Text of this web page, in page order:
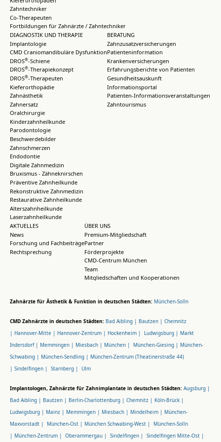
Zahntechniker
Co-Therapeuten
Fortbildungen für Zahnärzte / Zahntechniker
DIAGNOSTIK UND THERAPIE
Implantologie
CMD Craniomandibuläre Dysfunktion
DROS®-Schiene
DROS®-Therapiekonzept
DROS®-Therapeuten
Kieferorthopädie
Zahnästhetik
Zahnersatz
Oralchirurgie
Kinderzahnheilkunde
Parodontologie
Beschwerdebilder
Zahnschmerzen
Endodontie
Digitale Zahnmedizin
Bruxismus - Zähneknirschen
Präventive Zahnheilkunde
Rekonstruktive Zahnmedizin
Restaurative Zahnheilkunde
Alterszahnheilkunde
Laserzahnheilkunde
BERATUNG
Zahnzusatzversicherungen
Patienteninformation
Krankenversicherungen
Erfahrungsberichte von Patienten
Gesundheitsauskunft
Informationsportal
Patienten-Informationsveranstaltungen
Zahntourismus
AKTUELLES
News
Forschung und Fachbeiträge
Rechtsprechung
ÜBER UNS
Premium-Mitgliedschaft
Partner
Förderprojekte
CMD-Centrum München
Team
Mitgliedschaften und Kooperationen
Zahnärzte für Ästhetik & Funktion in deutschen Städten: München-Solln
CMD Zahnärzte in deutschen Städten: Bad Aibling | Bautzen | Chemnitz
| Hannover-Mitte | Hannover-Zentrum | Hockenheim | Ludwigsburg | Markt
Indersdorf | Memmingen | Miesbach | München | München-Giesing | München-
Schwabing | München-Sendling | München-Zentrum (Theatinerstraße 44)
| Sindelfingen | Starnberg | Ulm
Implantologen, Zahnärzte für Zahnimplantate in deutschen Städten: Augsburg |
Bad Aibling | Bautzen | Berlin-Charlottenburg | Chemnitz | Köln-Brück |
Ludwigsburg | Mainz | Memmingen | Miesbach | Mindelheim | München-
Maxvorstadt |
München-Ost | München Schwabing-West |
München-Solln
| München-Zentrum | Oberammergau | Sindelfingen | Sindelfingen Mitte-Ost |